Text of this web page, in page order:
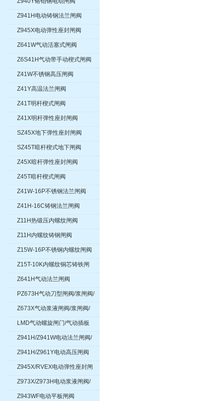
Z941H电动铸钢法兰闸阀
Z945X电动弹性座封闸阀
Z641W气动活塞式闸阀
Z6S41H气动带手动楔式闸阀
Z41W不锈钢高压闸阀
Z41Y高温法兰闸阀
Z41T明杆楔式闸阀
Z41X明杆弹性座封闸阀
SZ45X地下弹性座封闸阀
SZ45T暗杆楔式地下闸阀
Z45X暗杆弹性座封闸阀
Z45T暗杆楔式闸阀
Z41W-16P不锈钢法兰闸阀
Z41H-16C铸钢法兰闸阀
Z11H热锻压内螺纹闸阀
Z11H内螺纹铸钢闸阀
Z15W-16P不锈钢内螺纹闸阀
Z15T-10K内螺纹铜芯铸铁闸
阀
Z641H气动法兰闸阀
PZ673H气动刀型闸阀/浆闸阀/
浆液阀
Z673X气动浆液闸阀/浆闸阀/
浆液阀
LMD气动螺旋闸门/气动插板
阀
Z941H/Z941W电动法兰闸阀/
电动不锈钢闸阀/电动楔式闸阀
Z941H/Z961Y电动高压闸阀
Z945X/RVEX电动弹性座封闸
阀
Z973X/Z973H电动浆液闸阀/
浆闸阀/浆液阀
Z943WF电动平板闸阀